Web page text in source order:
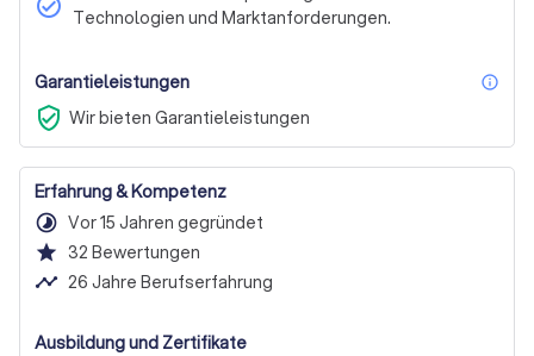
check_circle Technologien und Marktanforderungen.
Garantieleistungen
verified_user Wir bieten Garantieleistungen
Erfahrung & Kompetenz
timelapse Vor 15 Jahren gegründet
star 32 Bewertungen
timeline 26 Jahre Berufserfahrung
Ausbildung und Zertifikate